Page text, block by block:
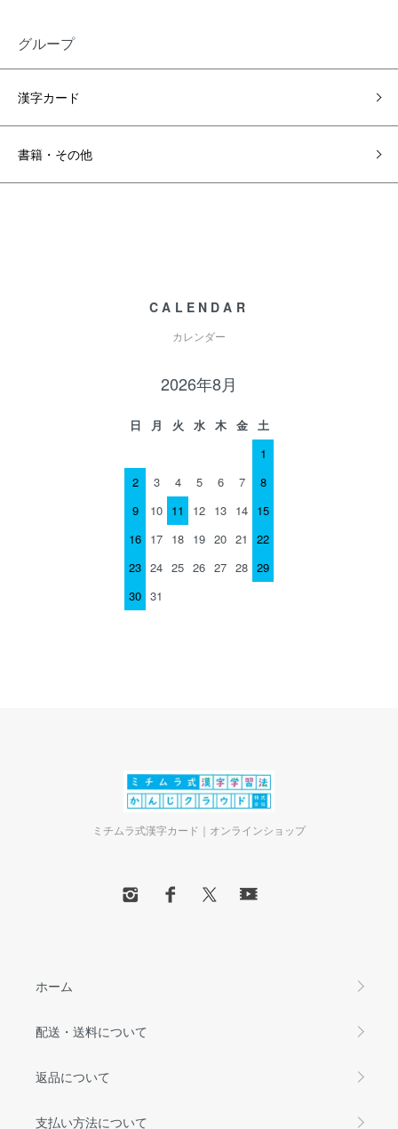
グループ
漢字カード
書籍・その他
CALENDAR
カレンダー
2026年8月
日 月 火 水 木 金
土
1
2
3 4 5 6 7
8
9
10 11 12 13 14 15
16 17 18 19 20 21
22
23 24 25 26 27 28 29
30 31
ミチムラ式漢字カード｜オンラインショップ
ホーム
配送・送料について
返品について
支払い方法について